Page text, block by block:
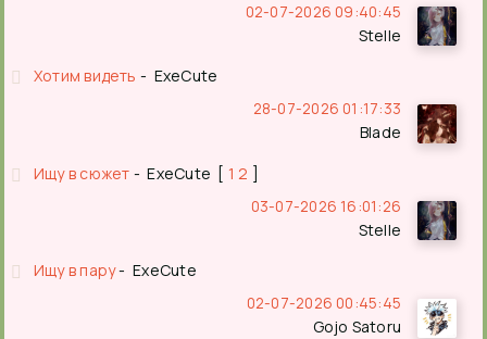
02-07-2026 09:40:45
Stelle
Хотим видеть
ExeCute
28-07-2026 01:17:33
Blade
Ищу в сюжет
ExeCute [ 1 2 ]
03-07-2026 16:01:26
Stelle
Ищу в пару
ExeCute
02-07-2026 00:45:45
Gojo Satoru